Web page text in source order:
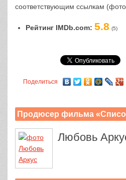
соответствующим ссылкам (фото
Рейтинг IMDb.com: 5.8 (5)
Поделиться
Продюсер фильма
Любовь